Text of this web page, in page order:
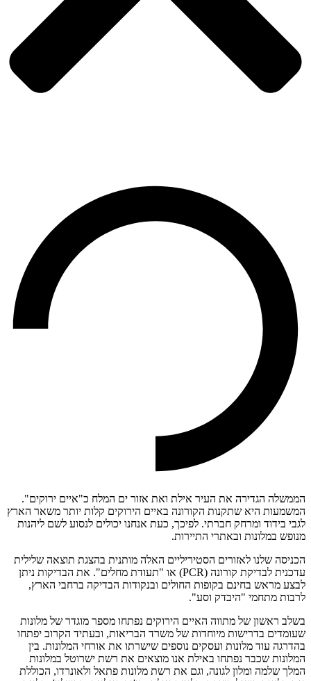
הממשלה הגדירה את העיר אילת ואת אזור ים המלח כ"איים ירוקים".
המשמעות היא שתקנות הקורונה באיים הירוקים קלות יותר משאר הארץ
לגבי בידוד ומרחק חברתי. לפיכך, כעת אנחנו יכולים לנסוע לשם ליהנות
מנופש במלונות ובאתרי התיירות.
הכניסה שלנו לאזורים הסטיריליים האלה מותנית בהצגת תוצאה שלילית
עדכנית לבדיקת קורונה (PCR) או "תעודת מחלים". את הבדיקות ניתן
לבצע מראש בחינם בקופות החולים ובנקודות הבדיקה ברחבי הארץ,
לרבות מתחמי "היבדק וסע".
בשלב ראשון של מתווה האיים הירוקים נפתחו מספר מוגדר של מלונות
שעומדים בדרישות מיוחדות של משרד הבריאות, ובעתיד הקרוב יפתחו
בהדרגה עוד מלונות ועסקים נוספים שישרתו את אורחי המלונות. בין
המלונות שכבר נפתחו באילת אנו מוצאים את רשת ישרוטל במלונות
המלך שלמה ומלון לגונה, וגם את רשת מלונות פתאל ולאונרדו, הכוללת